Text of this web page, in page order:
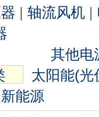
| 轴流风机 |
其他电
太阳能(光
能源